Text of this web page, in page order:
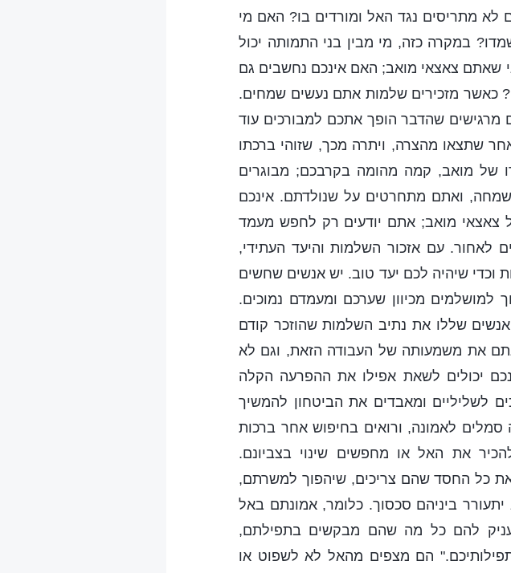
מתריסים נגד האל ומורדים בו? האם מי
במקרה כזה, מי מבין בני התמותה יכול
שאתם צאצאי מואב; האם אינכם נחשבים גם
כאשר מזכירים שלמות אתם נעשים שמחים.
שהדבר הופך אתכם למבורכים עוד
שתצאו מהצרה, ויתרה מכך, שזוהי ברכתו
של מואב, קמה מהומה בקרבכם; מבוגרים
שמחה, ואתם מתחרטים על שנולדתם. אינכם
צאצאי מואב; אתם יודעים רק לחפש מעמד
לאחור. עם אזכור השלמות והיעד העתידי,
שיהיה לכם יעד טוב. יש אנשים שחשים
מכיוון שערכם ומעמדם נמוכים.
שללו את נתיב השלמות שהוזכר קודם
את משמעותה של העבודה הזאת, וגם לא
יכולים לשאת אפילו את ההפרעה הקלה
לשליליים ומאבדים את הביטחון להמשיך
לאמונה, ורואים בחיפוש אחר ברכות
את האל או מחפשים שינוי בצביונם.
כל החסד שהם צריכים, שיהפוך למשרתם,
יתעורר ביניהם סכסוך. כלומר, אמונתם באל
להם כל מה שהם מבקשים בתפילתם,
הם מצפים מהאל לא לשפוט או